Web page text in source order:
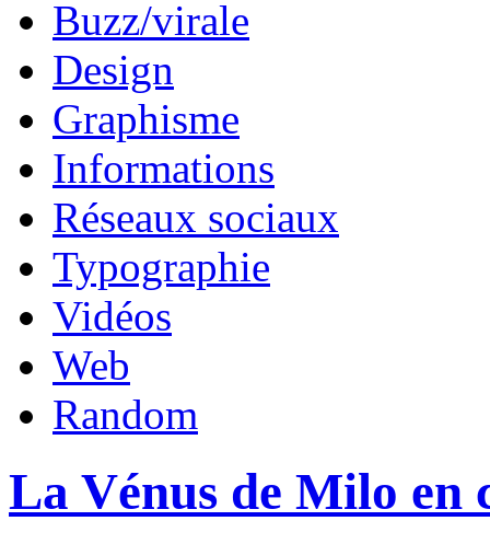
Buzz/virale
Design
Graphisme
Informations
Réseaux sociaux
Typographie
Vidéos
Web
Random
La Vénus de Milo en